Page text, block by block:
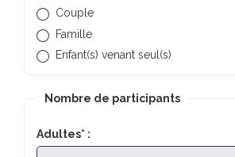
Couple
Famille
Enfant(s) venant seul(s)
Nombre de participants
Adultes* :